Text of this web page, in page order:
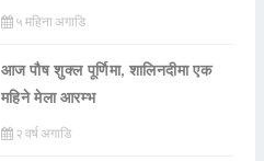
५ महिना अगाडि
आज पौष शुक्ल पूर्णिमा, शालिनदीमा एक
महिने मेला आरम्भ
२ वर्ष अगाडि